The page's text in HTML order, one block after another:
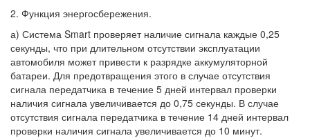
2. Функция энергосбережения.
а) Система Smart проверяет наличие сигнала каждые 0,25
секунды, что при длительном отсутствии эксплуатации
автомобиля может привести к разрядке аккумуляторной
батареи. Для предотвращения этого в случае отсутствия
сигнала передатчика в течение 5 дней интервал проверки
наличия сигнала увеличивается до 0,75 секунды. В случае
отсутствия сигнала передатчика в течение 14 дней интервал
проверки наличия сигнала увеличивается до 10 минут.